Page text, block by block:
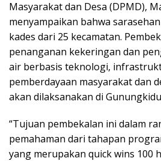
Masyarakat dan Desa (DPMD),
menyampaikan bahwa
kades dari 25 kecamatan.
penanganan kekeringan dan
air berbasis teknologi,
pemberdayaan masyarakat dan
akan dilaksanakan di
“Tujuan pembekalan ini dalam
pemahaman dari tahapan
yang merupakan quick wins 100